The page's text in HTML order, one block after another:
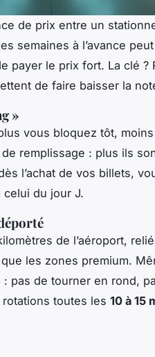
de prix entre un
semaines à l’avance
payer le prix fort. La clé ?
de faire baisser la
»
vous bloquez tôt,
remplissage : plus ils
l’achat de vos billets,
du jour J.
de l’aéroport,
les zones premium.
pas de tourner en rond,
toutes les 10 à 15